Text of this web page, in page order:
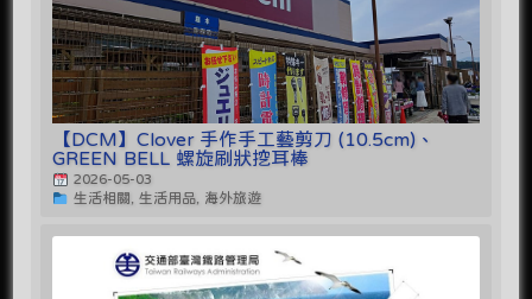
【DCM】Clover 手作手工藝剪刀 (10.5cm)、
GREEN BELL 螺旋刷狀挖耳棒
2026-05-03
生活相關, 生活用品, 海外旅遊